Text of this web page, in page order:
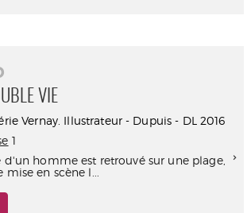
VIE
Vernay. Illustrateur - Dupuis - DL 2016
1
d'un homme est retrouvé sur une plage,
en scène l...